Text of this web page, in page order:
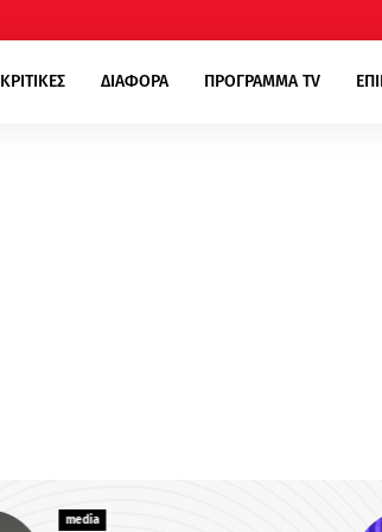
ΚΡΙΤΙΚΕΣ ΔΙΑΦΟΡΑ ΠΡΟΓΡΑΜΜΑ TV
media